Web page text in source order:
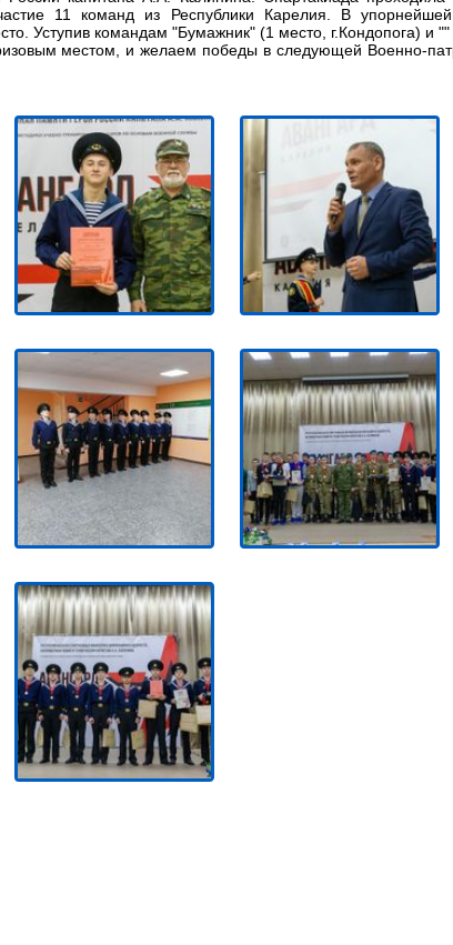
11 команд из Республики Карелия. В
Уступив командам "Бумажник" (1 место, г.Кондопога) и
местом, и желаем победы в следующей Военно-